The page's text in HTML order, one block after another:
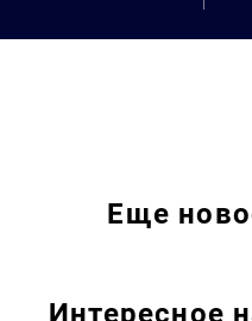
Еще
Интересное